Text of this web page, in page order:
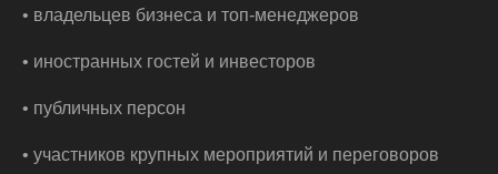
• владельцев бизнеса и топ-менеджеров
• иностранных гостей и инвесторов
• публичных персон
• участников крупных мероприятий и переговоров